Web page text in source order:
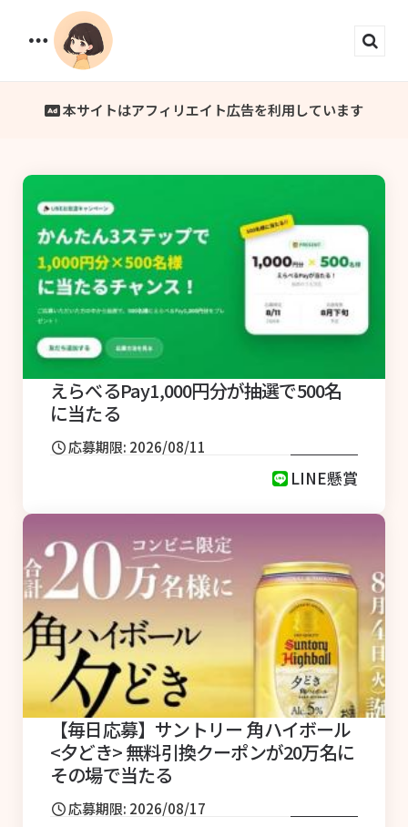
Menu
本サイトはアフィリエイト広告を利用しています
応募期限: 2026/08/11
えらべるPay1,000円分が抽選で500名
に当たる
LINE懸賞
応募期限: 2026/08/17
【毎日応募】サントリー 角ハイボール
<夕どき> 無料引換クーポンが20万名に
その場で当たる